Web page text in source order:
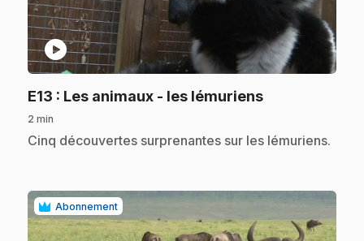
play_circle
E13 : Les animaux - les lémuriens.
2 min
.Cinq découvertes surprenantes sur les lémuriens.
Abonnement